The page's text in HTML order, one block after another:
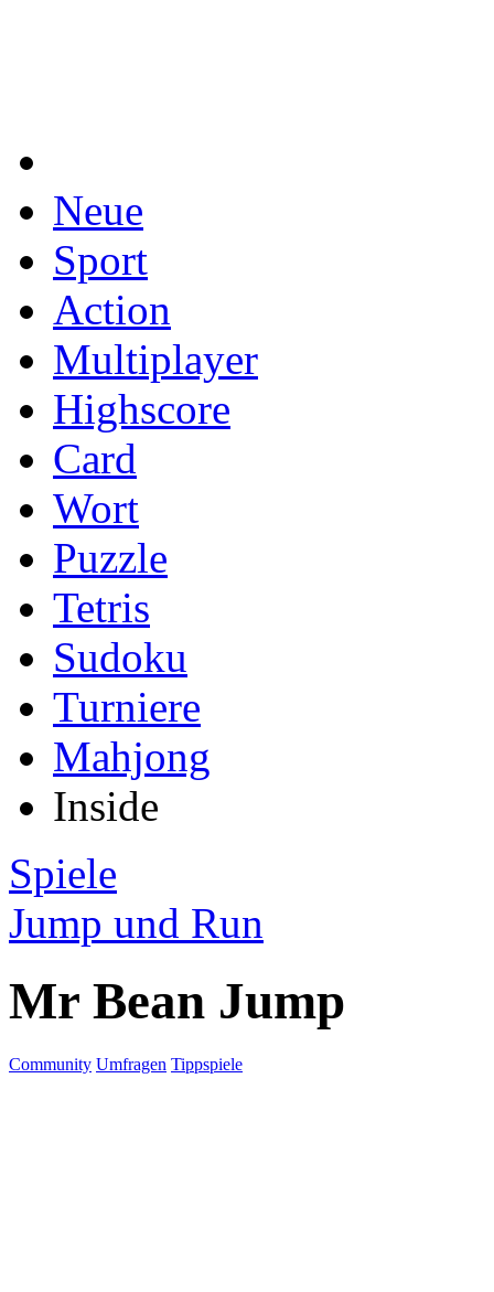
Neue
Sport
Action
Multiplayer
Highscore
Card
Wort
Puzzle
Tetris
Sudoku
Turniere
Mahjong
Inside
Spiele
Jump und Run
Mr Bean Jump
Community Umfragen Tippspiele